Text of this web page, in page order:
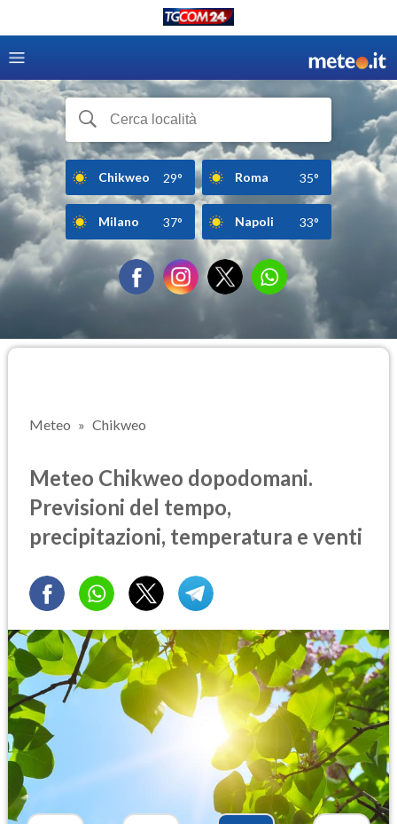
Chikweo 29° Roma 35°
Milano 37° Napoli 33°
Meteo Chikweo
Meteo Chikweo dopodomani.
Previsioni del tempo,
precipitazioni, temperatura e venti